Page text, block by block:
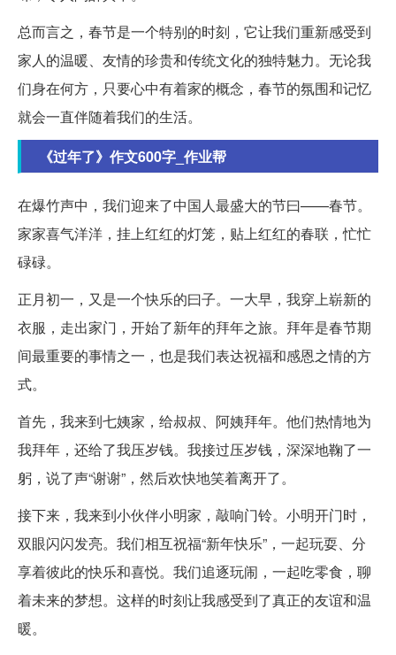
总而言之，春节是一个特别的时刻，它让我们重新感受到
家人的温暖、友情的珍贵和传统文化的独特魅力。无论我
们身在何方，只要心中有着家的概念，春节的氛围和记忆
就会一直伴随着我们的生活。
《过年了》作文600字_作业帮
在爆竹声中，我们迎来了中国人最盛大的节曰——春节。
家家喜气洋洋，挂上红红的灯笼，贴上红红的春联，忙忙
碌碌。
正月初一，又是一个快乐的曰子。一大早，我穿上崭新的
衣服，走出家门，开始了新年的拜年之旅。拜年是春节期
间最重要的事情之一，也是我们表达祝福和感恩之情的方
式。
首先，我来到七姨家，给叔叔、阿姨拜年。他们热情地为
我拜年，还给了我压岁钱。我接过压岁钱，深深地鞠了一
躬，说了声“谢谢”，然后欢快地笑着离开了。
接下来，我来到小伙伴小明家，敲响门铃。小明开门时，
双眼闪闪发亮。我们相互祝福“新年快乐”，一起玩耍、分
享着彼此的快乐和喜悦。我们追逐玩闹，一起吃零食，聊
着未来的梦想。这样的时刻让我感受到了真正的友谊和温
暖。